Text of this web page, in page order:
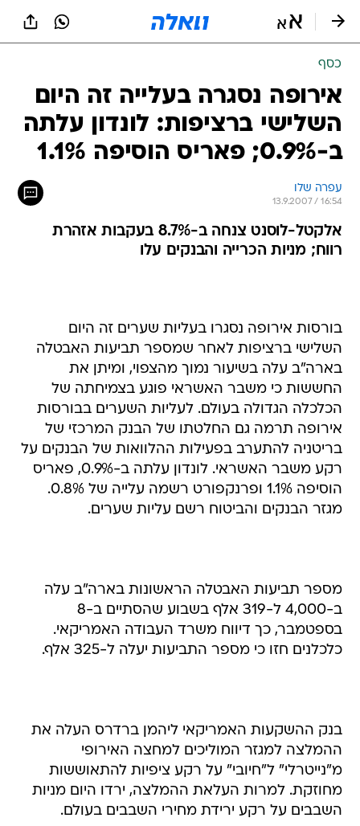
כסף
אירופה נסגרה בעלייה זה היום
השלישי ברציפות: לונדון עלתה
ב-0.9%; פאריס הוסיפה 1.1%
עפרה שלו
13.9.2007 / 16:54
אלקטל-לוסנט צנחה ב-8.7% בעקבות אזהרת
רווח; מניות הכרייה והבנקים עלו
בורסות אירופה נסגרו בעליות שערים זה היום
השלישי ברציפות לאחר שמספר תביעות האבטלה
בארה"ב עלה בשיעור נמוך מהצפוי, ומיתן את
החששות כי משבר האשראי פוגע בצמיחתה של
הכלכלה הגדולה בעולם. לעליות השערים בבורסות
אירופה תרמה גם החלטתו של הבנק המרכזי של
בריטניה להתערב בפעילות ההלוואות של הבנקים על
רקע משבר האשראי. לונדון עלתה ב-0.9%, פאריס
הוסיפה 1.1% ופרנקפורט רשמה עלייה של 0.8%.
מגזר הבנקים והביטוח רשם עליות שערים.
מספר תביעות האבטלה הראשונות בארה"ב עלה
ב-4,000 ל-319 אלף בשבוע שהסתיים ב-8
בספטמבר, כך דיווח משרד העבודה האמריקאי.
כלכלנים חזו כי מספר התביעות יעלה ל-325 אלף.
בנק ההשקעות האמריקאי ליהמן ברדרס העלה את
ההמלצה למגזר המוליכים למחצה האירופי
מ"נייטרלי" ל"חיובי" על רקע ציפיות להתאוששות
מחוזקת. למרות העלאת ההמלצה, ירדו היום מניות
השבבים על רקע ירידת מחירי השבבים בעולם.